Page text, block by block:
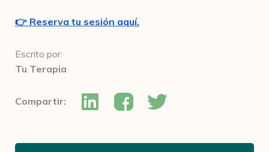
👉 Reserva tu sesión aquí.
Escrito por:
Tu Terapia
Compartir: